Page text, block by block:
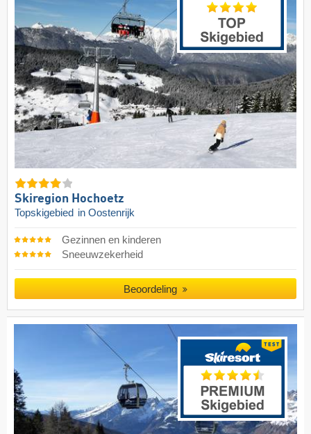
Skiregion Hochoetz
Topskigebied in Oostenrijk
Gezinnen en kinderen
Sneeuwzekerheid
Beoordeling